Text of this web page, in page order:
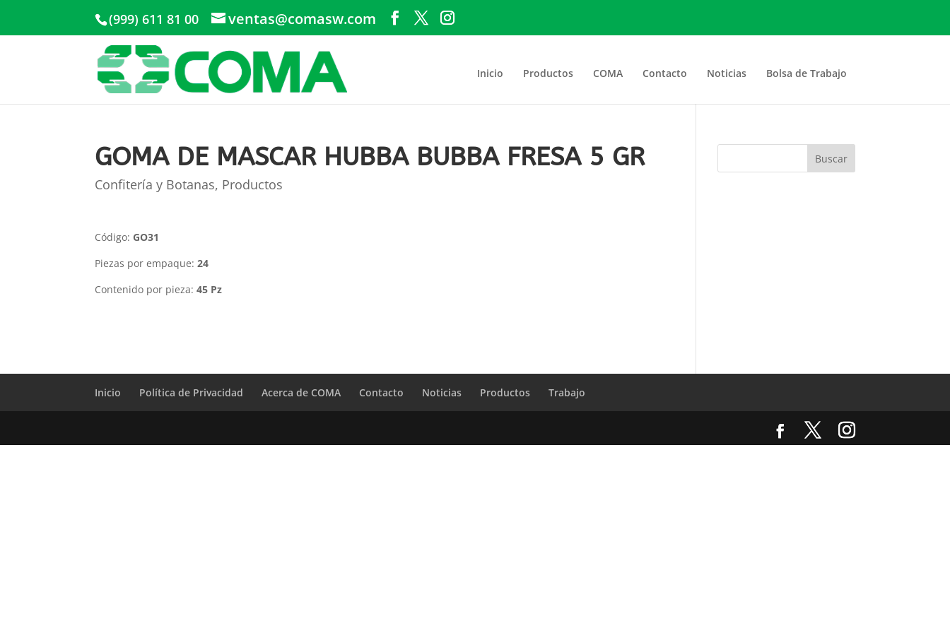
(999) 611 81 00 ventas@comasw.com
Inicio Productos COMA Contacto Noticias Bolsa de Trabajo
GOMA DE MASCAR HUBBA BUBBA FRESA 5 GR
Confitería y Botanas, Productos
Código: GO31
Piezas por empaque:24
Contenido por pieza:45 Pz
Inicio Política de Privacidad Acerca de COMA Contacto Noticias Productos Trabajo